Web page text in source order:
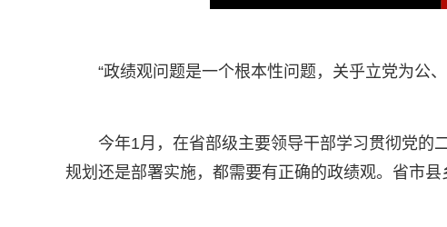
“政绩观问题是一个根本性问题，关乎立党为公
今年1月，在省部级主要领导干部学习贯彻党的
规划还是部署实施，都需要有正确的政绩观。省市